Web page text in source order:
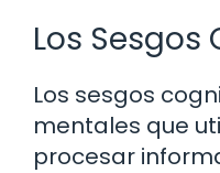
Los
Los sesgos
mentales que
procesar